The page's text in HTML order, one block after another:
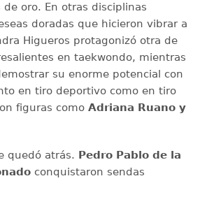
oro. En otras disciplinas
doradas que hicieron vibrar a
Higueros protagonizó otra de
en taekwondo, mientras
su enorme potencial con
en tiro deportivo como en tiro
figuras como Adriana Ruano y
quedó atrás. Pedro Pablo de la
conquistaron sendas